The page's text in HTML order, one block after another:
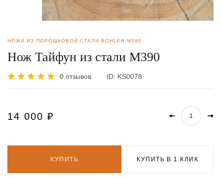
НОЖИ ИЗ ПОРОШКОВОЙ СТАЛИ BOHLER M390
Нож Тайфун из стали М390
0 отзывов ID: KS0078
14 000 ₽
КУПИТЬ КУПИТЬ В 1 КЛИК